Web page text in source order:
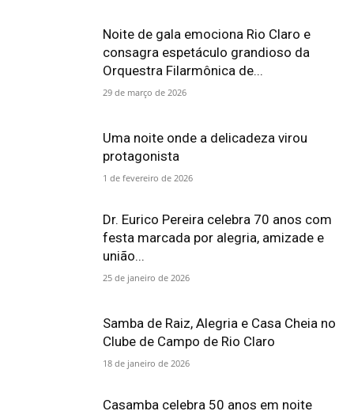
Noite de gala emociona Rio Claro e
consagra espetáculo grandioso da
Orquestra Filarmônica de...
29 de março de 2026
Uma noite onde a delicadeza virou
protagonista
1 de fevereiro de 2026
Dr. Eurico Pereira celebra 70 anos com
festa marcada por alegria, amizade e
união...
25 de janeiro de 2026
Samba de Raiz, Alegria e Casa Cheia no
Clube de Campo de Rio Claro
18 de janeiro de 2026
Casamba celebra 50 anos em noite